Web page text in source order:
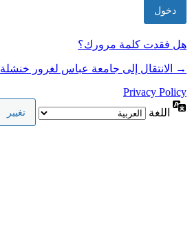
هل فقدت كلمة مرورك؟
→ الانتقال إلى جامعة عباس لغرور خنشلة
Privacy Policy
اللغة